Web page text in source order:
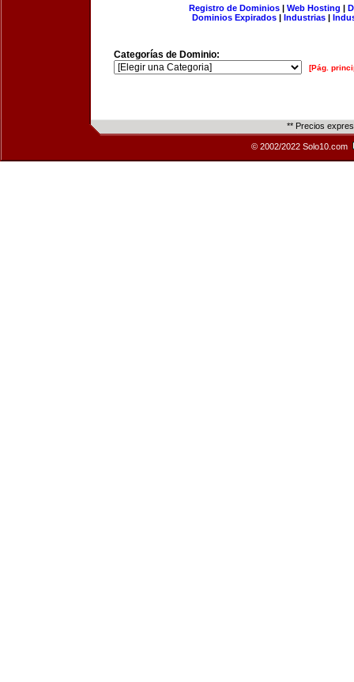
Registro de Dominios| Web Hosting |
Dominios Expirados | Industrias |
Categorías de Dominio:
[Pág.
** Precios
© 2002/2022 Solo10.com